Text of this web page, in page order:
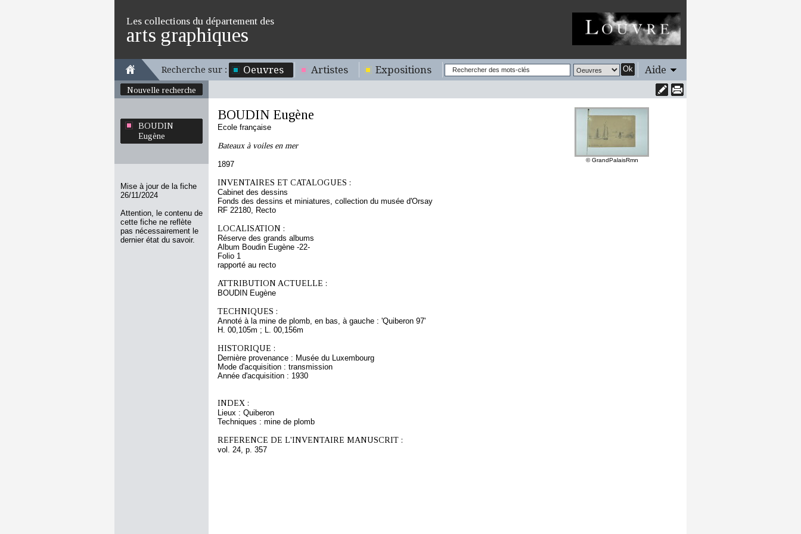
Les collections du département des
arts graphiques
Recherche sur : Oeuvres Artistes Expositions Ok Aide
Nouvelle recherche
BOUDIN
Eugène
Mise à jour de la fiche
26/11/2024
Attention, le contenu de
cette fiche ne reflète
pas nécessairement le
dernier état du savoir.
© GrandPalaisRmn
BOUDIN Eugène
Ecole française
Bateaux à voiles en mer
1897
INVENTAIRES ET CATALOGUES :
Cabinet des dessins
Fonds des dessins et miniatures, collection du musée d'Orsay
RF 22180, Recto
LOCALISATION :
Réserve des grands albums
Album Boudin Eugène -22-
Folio 1
rapporté au recto
ATTRIBUTION ACTUELLE :
BOUDIN Eugène
TECHNIQUES :
Annoté à la mine de plomb, en bas, à gauche : 'Quiberon 97'
H. 00,105m ; L. 00,156m
HISTORIQUE :
Dernière provenance : Musée du Luxembourg
Mode d'acquisition : transmission
Année d'acquisition : 1930
INDEX :
Lieux : Quiberon
Techniques : mine de plomb
REFERENCE DE L'INVENTAIRE MANUSCRIT :
vol. 24, p. 357